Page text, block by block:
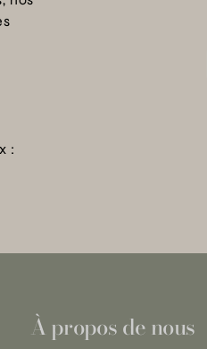
:
À propos de nous